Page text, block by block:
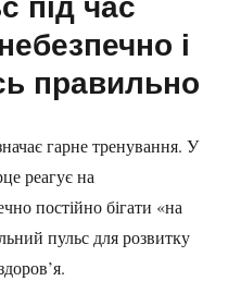
і
правильно
гарне тренування. У
реагує на
постійно бігати «на
пульс для розвитку